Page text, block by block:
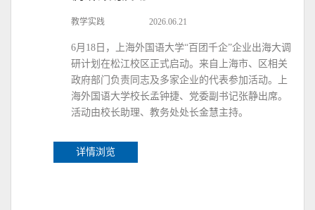
教学实践 2026.06.21
6月18日，上海外国语大学“百团千企”企业出海大调
研计划在松江校区正式启动。来自上海市、区相关
政府部门负责同志及多家企业的代表参加活动。上
海外国语大学校长孟钟捷、党委副书记张静出席。
活动由校长助理、教务处处长金慧主持。
详情浏览